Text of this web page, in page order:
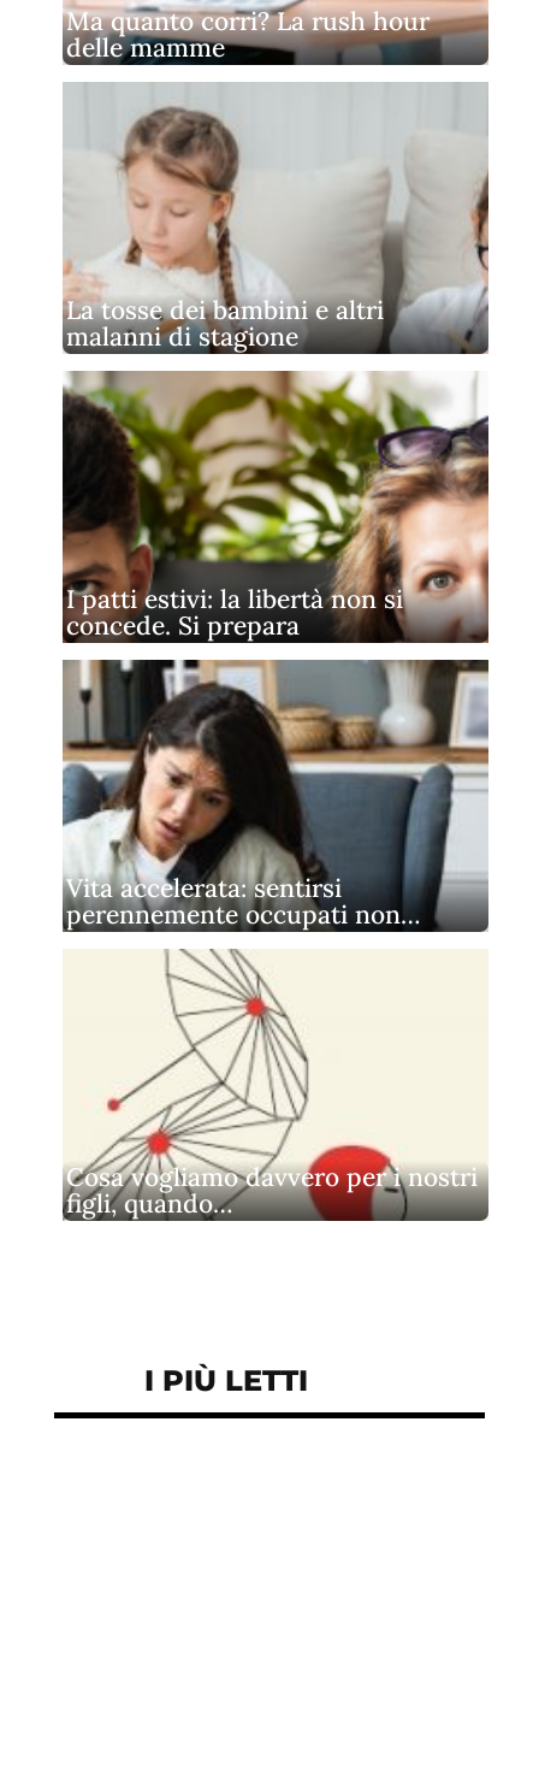
Ma quanto corri? La rush hour
delle mamme
La tosse dei bambini e altri
malanni di stagione
I patti estivi: la libertà non si
concede. Si prepara
Vita accelerata: sentirsi
perennemente occupati non…
Cosa vogliamo davvero per i nostri
figli, quando…
I PIÙ LETTI